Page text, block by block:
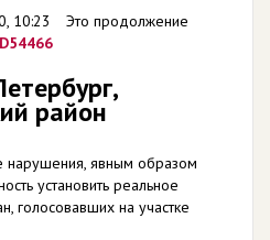
10:23
Это продолжение
район
нарушения, явным образом
установить реальное
голосовавших на участке